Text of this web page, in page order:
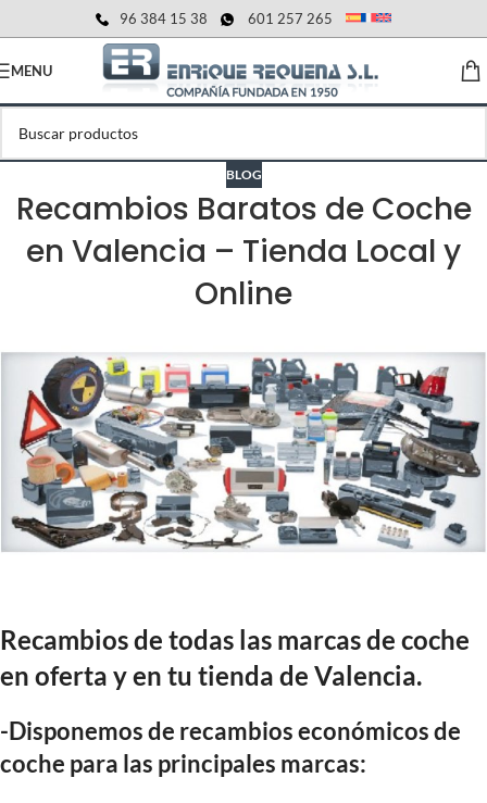
96 384 15 38 601 257 265
MENU
BLOG
Recambios Baratos de Coche
en Valencia – Tienda Local y
Online
Recambios de todas las marcas de coche
en oferta y en tu tienda de Valencia.
-Disponemos de recambios económicos de
coche para las principales marcas: